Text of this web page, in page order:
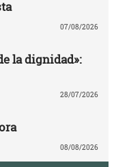
07/08/2026
la dignidad»:
28/07/2026
08/08/2026